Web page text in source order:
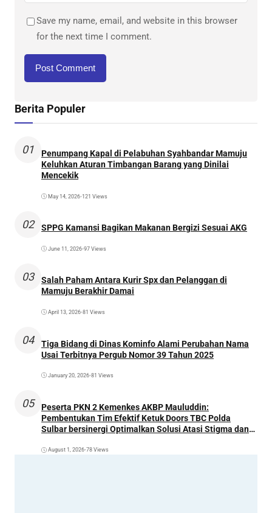
Save my name, email, and website in this browser
for the next time I comment.
Berita Populer
01
Penumpang Kapal di Pelabuhan Syahbandar Mamuju
Keluhkan Aturan Timbangan Barang yang Dinilai
Mencekik
May 14, 2026•121 Views
02 SPPG Kamansi Bagikan Makanan Bergizi Sesuai AKG
June 11, 2026•97 Views
03
Salah Paham Antara Kurir Spx dan Pelanggan di
Mamuju Berakhir Damai
April 13, 2026•81 Views
04
Tiga Bidang di Dinas Kominfo Alami Perubahan Nama
Usai Terbitnya Pergub Nomor 39 Tahun 2025
January 20, 2026•81 Views
05
Peserta PKN 2 Kemenkes AKBP Mauluddin:
Pembentukan Tim Efektif Ketuk Doors TBC Polda
Sulbar bersinergi Optimalkan Solusi Atasi Stigma dan
August 1, 2026•78 Views